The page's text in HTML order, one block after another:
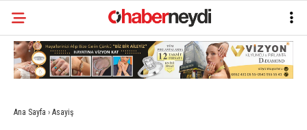
Ana Sayfa › Asayiş